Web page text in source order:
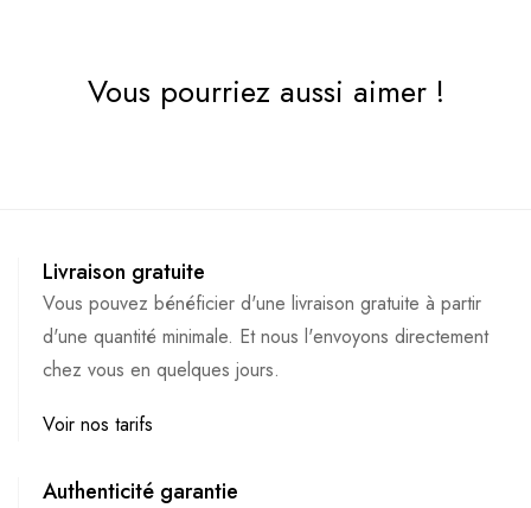
Vous pourriez aussi aimer !
Livraison gratuite
Vous pouvez bénéficier d'une livraison gratuite à partir
d'une quantité minimale. Et nous l'envoyons directement
chez vous en quelques jours.
Voir nos tarifs
Authenticité garantie